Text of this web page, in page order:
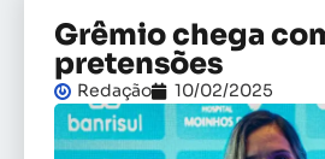
Grêmio chega
pretensões
Redação 10/02/2025